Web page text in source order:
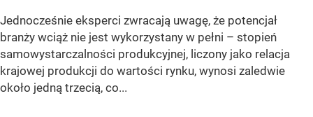
Jednocześnie eksperci zwracają uwagę, że potencjał
branży wciąż nie jest wykorzystany w pełni – stopień
samowystarczalności produkcyjnej, liczony jako relacja
krajowej produkcji do wartości rynku, wynosi zaledwie
około jedną trzecią, co...